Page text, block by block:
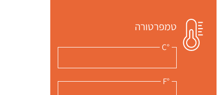
טמפרטורה
°C
°F